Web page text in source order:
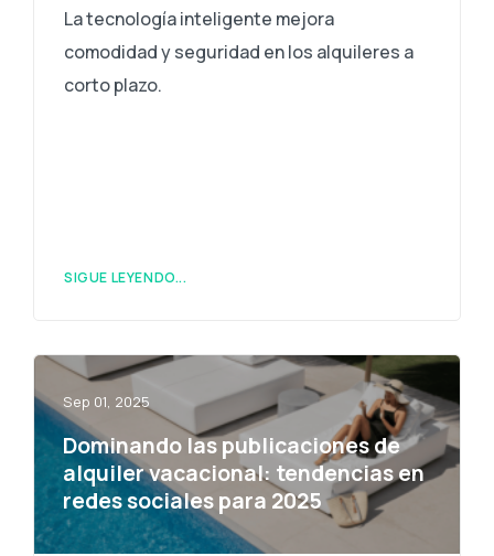
La tecnología inteligente mejora
comodidad y seguridad en los alquileres a
corto plazo.
SIGUE LEYENDO...
Sep 01, 2025
Dominando las publicaciones de
alquiler vacacional: tendencias en
redes sociales para 2025